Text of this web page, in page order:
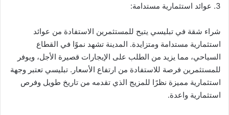
3. عوائد استثمارية مستدامة:
شراء شقة في تبليسي يتيح للمستثمرين الاستفادة من عوائد
استثمارية مستدامة ومتزايدة. المدينة تشهد نموًا في القطاع
السياحي، مما يزيد من الطلب على الإيجارات قصيرة الأجل، ويوفر
للمستثمرين فرصة للاستفادة من ارتفاع الأسعار. تبليسي تعتبر وجهة
استثمارية مميزة نظرًا للمزيج الذي تقدمه من تاريخ طويل وفرص
استثمارية واعدة.